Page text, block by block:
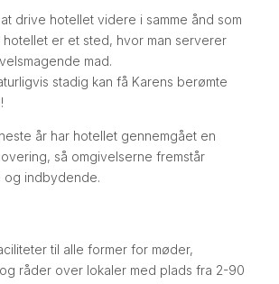
drive hotellet videre i samme ånd som
hotellet er et sted, hvor man serverer
mad.
stadig kan få Karens berømte
år har hotellet gennemgået en
så omgivelserne fremstår
og indbydende.
til alle former for møder,
råder over lokaler med plads fra 2-90